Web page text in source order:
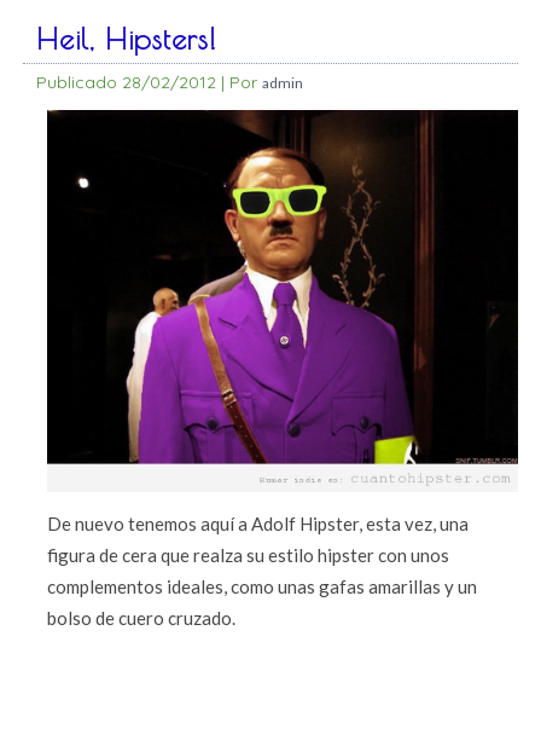
Heil, Hipsters!
Publicado 28/02/2012 | Por admin
De nuevo tenemos aquí a Adolf Hipster, esta vez, una
figura de cera que realza su estilo hipster con unos
complementos ideales, como unas gafas amarillas y un
bolso de cuero cruzado.